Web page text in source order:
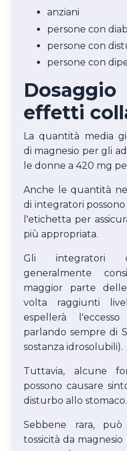
anziani
persone con
persone con
persone con
effetti
La quantità media
di magnesio per gli
le donne a 420 mg
Anche le quantità
di integratori
l'etichetta per
più appropriata.
Gli integratori
generalmente
maggior parte
volta raggiunti
espellerà
parlando sempre di
sostanza idrosolubili).
Tuttavia, alcune
possono causare
disturbo allo stomaco.
Sebbene rara,
tossicità da